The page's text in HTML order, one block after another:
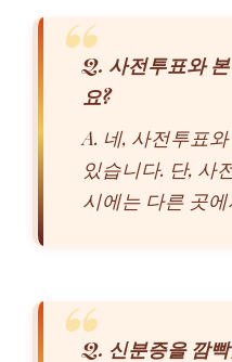
Q. 사전투표와
요?
A. 네, 사전투표
있습니다. 단, 사
시에는 다른 곳
Q. 신분증을 깜